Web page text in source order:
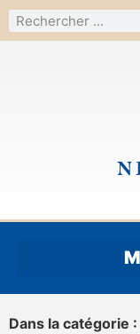
Dans la catégorie :